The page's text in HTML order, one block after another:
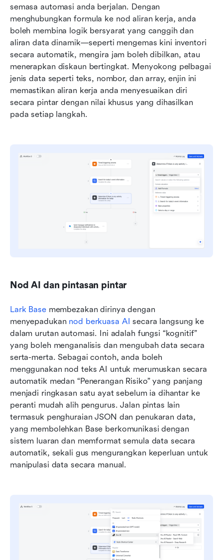
semasa automasi anda berjalan. Dengan
menghubungkan formula ke nod aliran kerja, anda
boleh membina logik bersyarat yang canggih dan
aliran data dinamik—seperti mengemas kini inventori
secara automatik, mengira jam boleh dibilkan, atau
menerapkan diskaun bertingkat. Menyokong pelbagai
jenis data seperti teks, nombor, dan array, enjin ini
memastikan aliran kerja anda menyesuaikan diri
secara pintar dengan nilai khusus yang dihasilkan
pada setiap langkah.
Nod AI dan pintasan pintar
Lark Base membezakan dirinya dengan
menyepadukan nod berkuasa AI secara langsung ke
dalam urutan automasi. Ini adalah fungsi “kognitif”
yang boleh menganalisis dan mengubah data secara
serta-merta. Sebagai contoh, anda boleh
menggunakan nod teks AI untuk merumuskan secara
automatik medan “Penerangan Risiko” yang panjang
menjadi ringkasan satu ayat sebelum ia dihantar ke
peranti mudah alih pengurus. Jalan pintas lain
termasuk penghuraian JSON dan penukaran data,
yang membolehkan Base berkomunikasi dengan
sistem luaran dan memformat semula data secara
automatik, sekali gus mengurangkan keperluan untuk
manipulasi data secara manual.